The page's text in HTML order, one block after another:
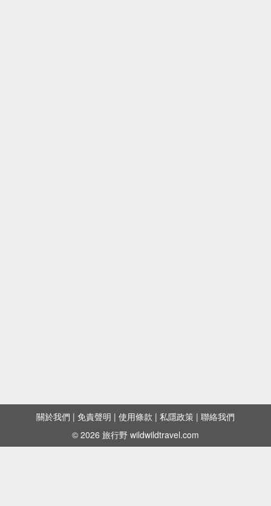
關於我們 | 免責聲明 | 使用條款 | 私隱政策 | 聯絡我們
© 2026 旅行野 wildwildtravel.com